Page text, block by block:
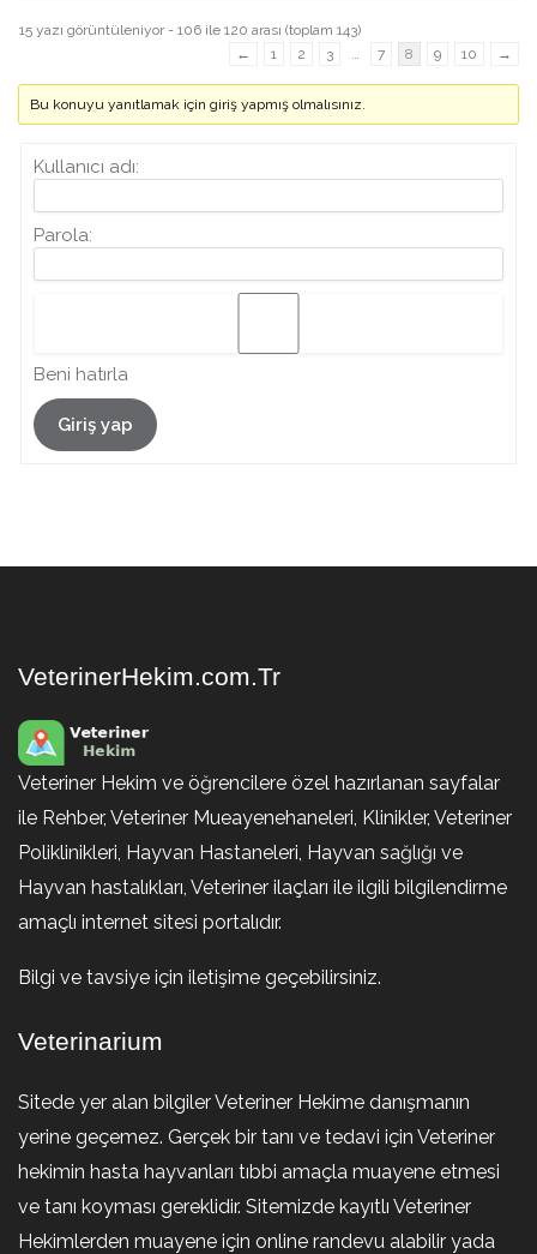
15 yazı görüntüleniyor - 106 ile 120 arası (toplam 143)
←
1 2 3 … 7 8 9 10 →
Bu konuyu yanıtlamak için giriş yapmış olmalısınız.
Kullanıcı adı:
Parola:
Beni hatırla
Giriş yap
VeterinerHekim.com.Tr
Veteriner Hekim ve öğrencilere özel hazırlanan sayfalar
ile Rehber, Veteriner Mueayenehaneleri, Klinikler, Veteriner
Poliklinikleri, Hayvan Hastaneleri, Hayvan sağlığı ve
Hayvan hastalıkları, Veteriner ilaçları ile ilgili bilgilendirme
amaçlı internet sitesi portalıdır.
Bilgi ve tavsiye için iletişime geçebilirsiniz.
Veterinarium
Sitede yer alan bilgiler Veteriner Hekime danışmanın
yerine geçemez. Gerçek bir tanı ve tedavi için Veteriner
hekimin hasta hayvanları tıbbi amaçla muayene etmesi
ve tanı koyması gereklidir. Sitemizde kayıtlı Veteriner
Hekimlerden muayene için online randevu alabilir yada